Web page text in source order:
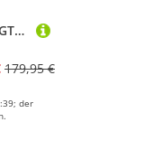
Garmont - Women's Nexus GTX - Wanderschuhe Gr 40 türkis
179,95 €
der